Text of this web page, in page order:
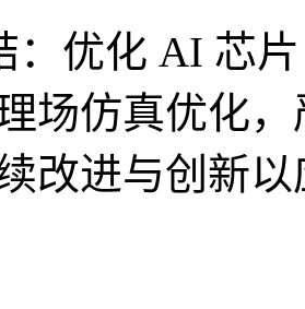
：优化 AI 芯
场仿真优化
改进与创新